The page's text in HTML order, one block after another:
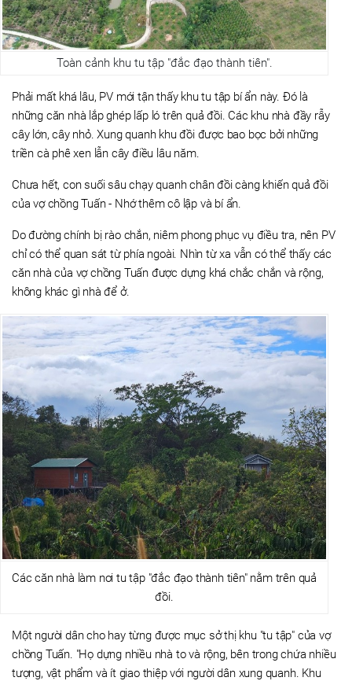
Toàn cảnh khu tu tập "đắc đạo thành tiên".
Phải mất khá lâu, PV mới tận thấy khu tu tập bí ẩn này. Đó là
những căn nhà lắp ghép lấp ló trên quả đồi. Các khu nhà đầy rẫy
cây lớn, cây nhỏ. Xung quanh khu đồi được bao bọc bởi những
triền cà phê xen lẫn cây điều lâu năm.
Chưa hết, con suối sâu chạy quanh chân đồi càng khiến quả đồi
của vợ chồng Tuấn - Nhớ thêm cô lập và bí ẩn.
Do đường chính bị rào chắn, niêm phong phục vụ điều tra, nên PV
chỉ có thể quan sát từ phía ngoài. Nhìn từ xa vẫn có thể thấy các
căn nhà của vợ chồng Tuấn được dựng khá chắc chắn và rộng,
không khác gì nhà để ở.
Các căn nhà làm nơi tu tập "đắc đạo thành tiên" nằm trên quả
đồi.
Một người dân cho hay từng được mục sở thị khu "tu tập" của vợ
chồng Tuấn. "Họ dựng nhiều nhà to và rộng, bên trong chứa nhiều
tượng, vật phẩm và ít giao thiệp với người dân xung quanh. Khu